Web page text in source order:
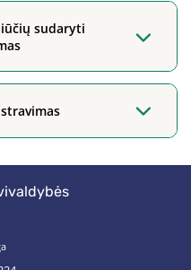
sudaryti